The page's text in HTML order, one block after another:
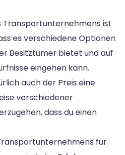
Transportunternehmens ist
es verschiedene Optionen
Besitztümer bietet und auf
eingehen kann.
auch der Preis eine
verschiedener
dass du einen
für